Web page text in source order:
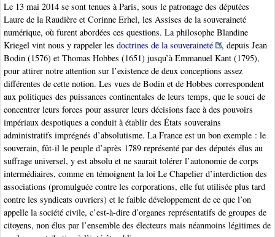
Le 13 mai 2014 se sont tenues à Paris, sous le patronage des députées
Laure de la Raudière et Corinne Erhel, les Assises de la souveraineté
numérique, où furent abordées ces questions. La philosophe Blandine
Kriegel vint nous y rappeler les doctrines de la souveraineté
, depuis Jean
Bodin (1576) et Thomas Hobbes (1651) jusqu’à Emmanuel Kant (1795),
pour attirer notre attention sur l’existence de deux conceptions assez
différentes de cette notion. Les vues de Bodin et de Hobbes correspondent
aux politiques des puissances continentales de leurs temps, que le souci de
concentrer leurs forces pour assurer leurs décisions face à des pouvoirs
impériaux despotiques a conduit à établir des États souverains
administratifs imprégnés d’absolutisme. La France est un bon exemple : le
souverain, fût-il le peuple d’après 1789 représenté par des députés élus au
suffrage universel, y est absolu et ne saurait tolérer l’autonomie de corps
intermédiaires, comme en témoignent la loi Le Chapelier d’interdiction des
associations (promulguée contre les corporations, elle fut utilisée plus tard
contre les syndicats ouvriers) et le faible développement de ce que l’on
appelle la société civile, c’est-à-dire d’organes représentatifs de groupes de
citoyens, non élus par l’ensemble des électeurs mais néanmoins légitimes de